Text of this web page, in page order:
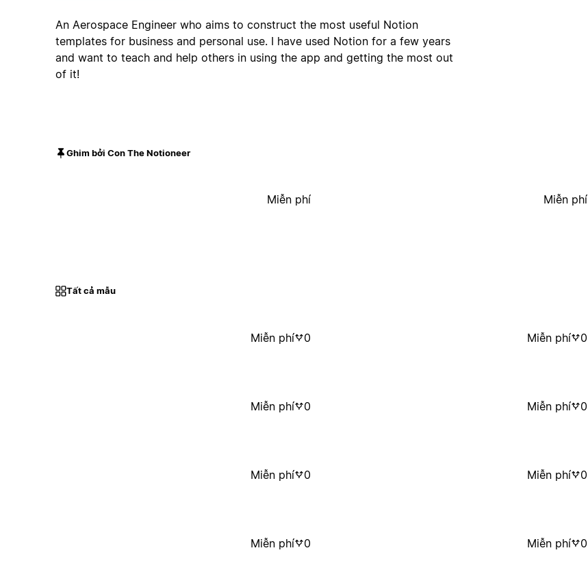
An Aerospace Engineer who aims to construct the most useful Notion
templates for business and personal use. I have used Notion for a few years
and want to teach and help others in using the app and getting the most out
of it!
Ghim bởi Con The Notioneer
Miễn phí Miễn phí
Tất cả mẫu
Miễn phí 0 Miễn phí 0
Miễn phí 0 Miễn phí 0
Miễn phí 0 Miễn phí 0
Miễn phí 0 Miễn phí 0